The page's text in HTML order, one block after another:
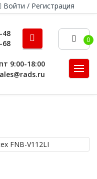
Войти / Регистрация
48
68
0
9:00-18:00